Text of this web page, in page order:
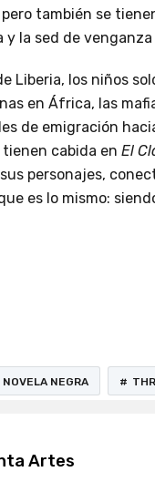
también se
la sed de
Liberia, los niños
en África, las
de emigración
cabida en El
personajes,
es lo mismo:
NOVELA NEGRA
Artes